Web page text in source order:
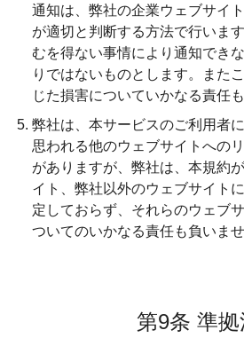
通知は、弊社の企業ウェブサイ
が適切と判断する方法で行いま
むを得ない事情により通知でき
りではないものとします。また
じた損害についていかなる責任
弊社は、本サービスのご利用者
思われる他のウェブサイトへの
がありますが、弊社は、本規約
イト、弊社以外のウェブサイト
定しておらず、それらのウェブ
ついてのいかなる責任も負いませ
第9条 準